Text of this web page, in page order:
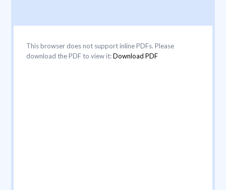
This browser does not support inline PDFs. Please
download the PDF to view it:Download PDF